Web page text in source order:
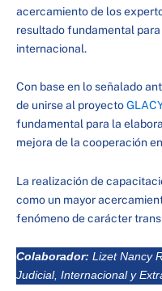
acercamiento de los
resultado fundamental
internacional.
Con base en lo señalado
de unirse al proyecto
fundamental para la
mejora de la cooperación
La realización de
como un mayor
fenómeno de carácter
Colaborador: Lizet Nancy
Judicial, Internacional y